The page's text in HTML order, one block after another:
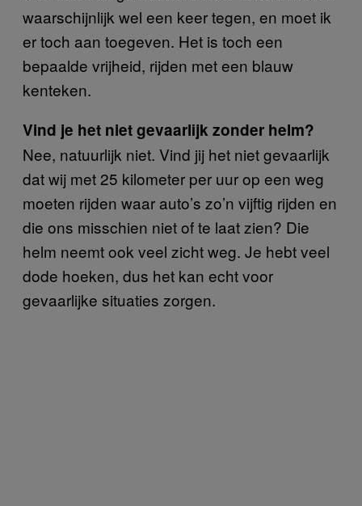
waarschijnlijk wel een keer tegen, en moet ik
er toch aan toegeven. Het is toch een
bepaalde vrijheid, rijden met een blauw
kenteken.
Vind je het niet gevaarlijk zonder helm?
Nee, natuurlijk niet. Vind jij het niet gevaarlijk
dat wij met 25 kilometer per uur op een weg
moeten rijden waar auto’s zo’n vijftig rijden en
die ons misschien niet of te laat zien? Die
helm neemt ook veel zicht weg. Je hebt veel
dode hoeken, dus het kan echt voor
gevaarlijke situaties zorgen.